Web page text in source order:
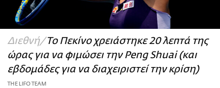
ΜΙΚΡΟΠΡΑΓΜΑΤΑ
THE GOOD LIFO
LIFOLAND
CITY GUIDE
ΑΜΠΑ
PRINT
Διεθνή Το Πεκίνο χρειάστηκε 20 λεπτά της
ώρας για να φιμώσει την Peng Shuai (και
εβδομάδες για να διαχειριστεί την κρίση)
THE LIFO TEAM